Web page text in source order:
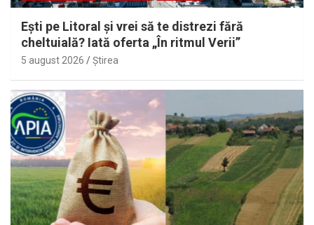
Eşti pe Litoral şi vrei să te distrezi fără
cheltuială? Iată oferta „În ritmul Verii”
5 august 2026 Ştirea